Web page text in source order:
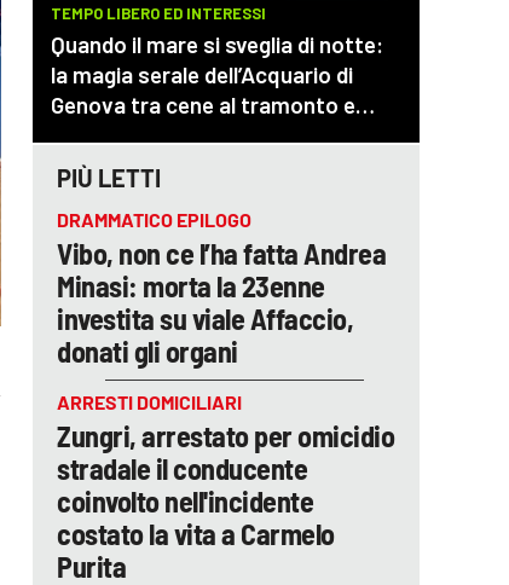
PIÙ LETTI
DRAMMATICO EPILOGO
Vibo, non ce l’ha fatta Andrea
Minasi: morta la 23enne
investita su viale Affaccio,
donati gli organi
ARRESTI DOMICILIARI
Zungri, arrestato per omicidio
stradale il conducente
coinvolto nell'incidente
costato la vita a Carmelo
Purita